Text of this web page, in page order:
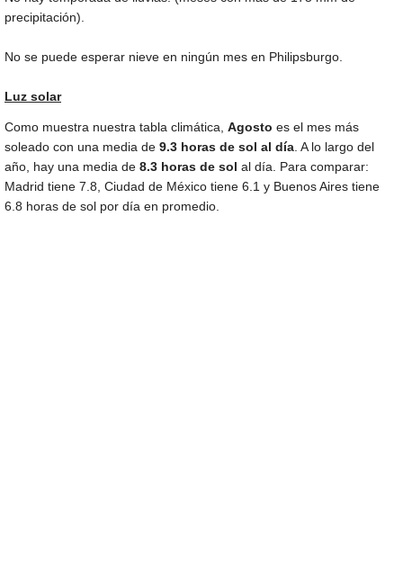
precipitación).
No se puede esperar nieve en ningún mes en Philipsburgo.
Luz solar
Como muestra nuestra tabla climática, Agosto es el mes más
soleado con una media de 9.3 horas de sol al día . A lo largo del
año, hay una media de 8.3 horas de sol al día. Para comparar:
Madrid tiene 7.8, Ciudad de México tiene 6.1 y Buenos Aires tiene
6.8 horas de sol por día en promedio.